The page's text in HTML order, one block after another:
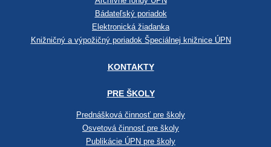
Bádateľský poriadok
Elektronická žiadanka
Knižničný a výpožičný poriadok Špeciálnej knižnice ÚPN
KONTAKTY
PRE ŠKOLY
Prednášková činnosť pre školy
Osvetová činnosť pre školy
Publikácie ÚPN pre školy